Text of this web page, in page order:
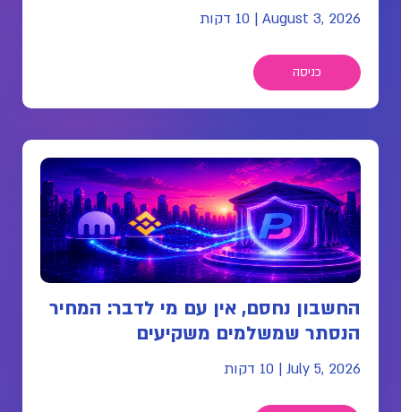
August 3, 2026
| 10 דקות
כניסה
החשבון נחסם, אין עם מי לדבר: המחיר
הנסתר שמשלמים משקיעים
July 5, 2026
| 10 דקות